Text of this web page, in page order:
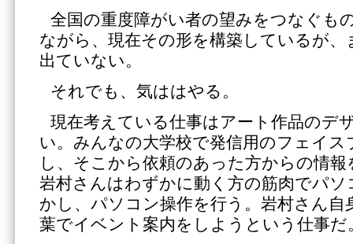
全国の重度障がい者の望みをつなぐも
ながら、現在その形を構築しているが、
出ていない。
それでも、気ははやる。
現在考えている仕事はアート作品のデ
い。みんなの大学校で発信用のフェイ
し、そこから依頼のあった方からの情
岩村さんはわずかに動く方の筋肉でパ
かし、パソコン操作を行う。岩村さん自
葉でイベント案内をしようという仕事だ